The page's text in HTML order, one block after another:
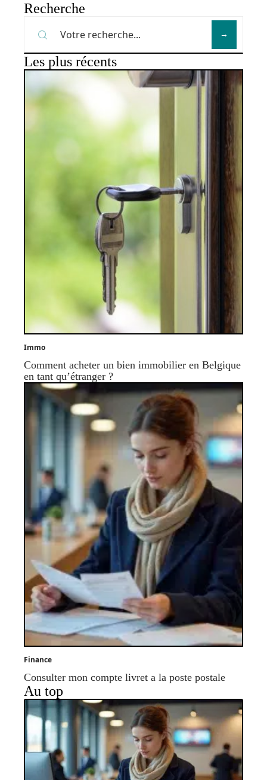
Recherche
Les plus récents
Immo
Comment acheter un bien immobilier en Belgique
en tant qu’étranger ?
Finance
Consulter mon compte livret a la poste postale
Au top